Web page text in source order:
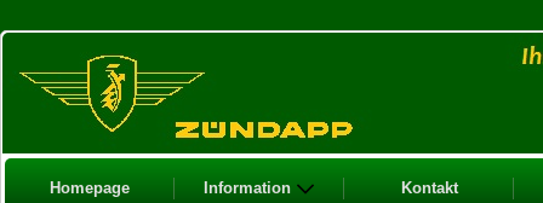
Homepage Information Kontakt